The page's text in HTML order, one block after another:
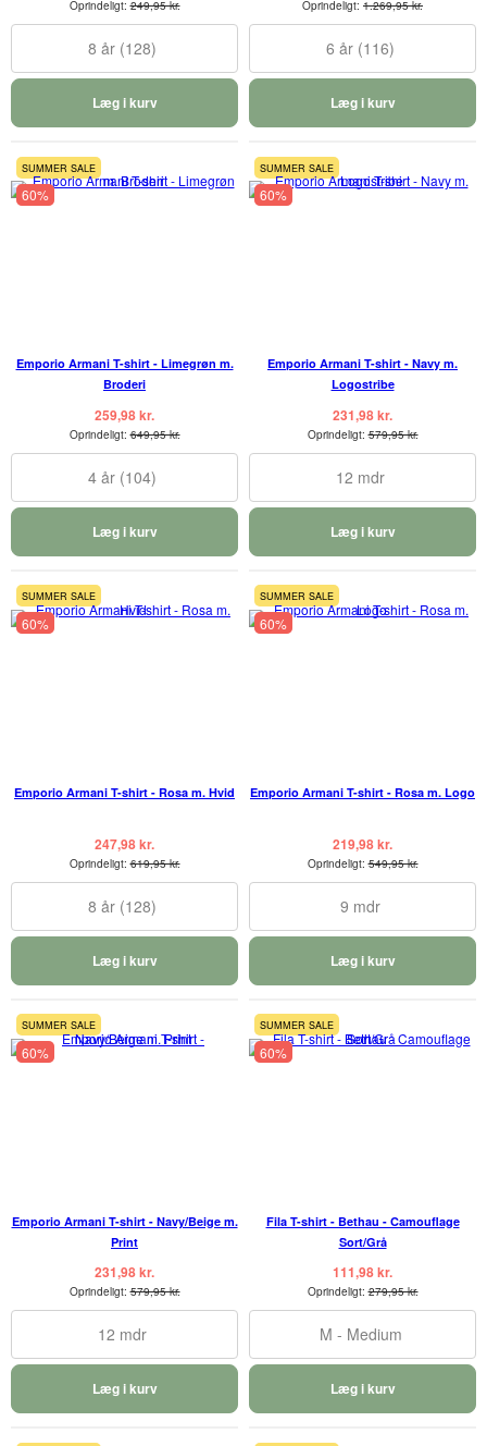
Oprindeligt:249,95 kr.
8 år (128)
Læg i kurv
Oprindeligt: 1.269,95 kr.
6 år (116)
Læg i kurv
SUMMER SALE
60%
Emporio Armani T-shirt - Limegrøn m.
Broderi
259,98 kr.
Oprindeligt:649,95 kr.
4 år (104)
Læg i kurv
SUMMER SALE
60%
Emporio Armani T-shirt - Navy m.
Logostribe
231,98 kr.
Oprindeligt:579,95 kr.
12 mdr
Læg i kurv
SUMMER SALE
60%
Emporio Armani T-shirt - Rosa m. Hvid
247,98 kr.
Oprindeligt:619,95 kr.
8 år (128)
Læg i kurv
SUMMER SALE
60%
Emporio Armani T-shirt - Rosa m. Logo
219,98 kr.
Oprindeligt:549,95 kr.
9 mdr
Læg i kurv
SUMMER SALE
60%
Emporio Armani T-shirt - Navy/Beige m.
Print
231,98 kr.
Oprindeligt:579,95 kr.
12 mdr
Læg i kurv
SUMMER SALE
60%
Fila T-shirt - Bethau - Camouflage
Sort/Grå
111,98 kr.
Oprindeligt:279,95 kr.
M - Medium
Læg i kurv